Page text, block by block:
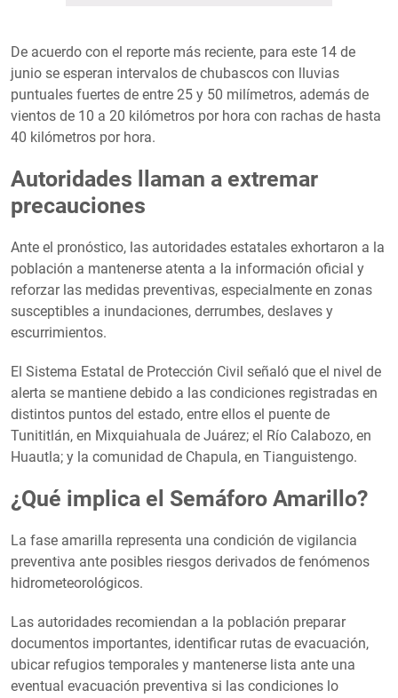
De acuerdo con el reporte más reciente, para este 14 de
junio se esperan intervalos de chubascos con lluvias
puntuales fuertes de entre 25 y 50 milímetros, además de
vientos de 10 a 20 kilómetros por hora con rachas de hasta
40 kilómetros por hora.
Autoridades llaman a extremar
precauciones
Ante el pronóstico, las autoridades estatales exhortaron a la
población a mantenerse atenta a la información oficial y
reforzar las medidas preventivas, especialmente en zonas
susceptibles a inundaciones, derrumbes, deslaves y
escurrimientos.
El Sistema Estatal de Protección Civil señaló que el nivel de
alerta se mantiene debido a las condiciones registradas en
distintos puntos del estado, entre ellos el puente de
Tunititlán, en Mixquiahuala de Juárez; el Río Calabozo, en
Huautla; y la comunidad de Chapula, en Tianguistengo.
¿Qué implica el Semáforo Amarillo?
La fase amarilla representa una condición de vigilancia
preventiva ante posibles riesgos derivados de fenómenos
hidrometeorológicos.
Las autoridades recomiendan a la población preparar
documentos importantes, identificar rutas de evacuación,
ubicar refugios temporales y mantenerse lista ante una
eventual evacuación preventiva si las condiciones lo